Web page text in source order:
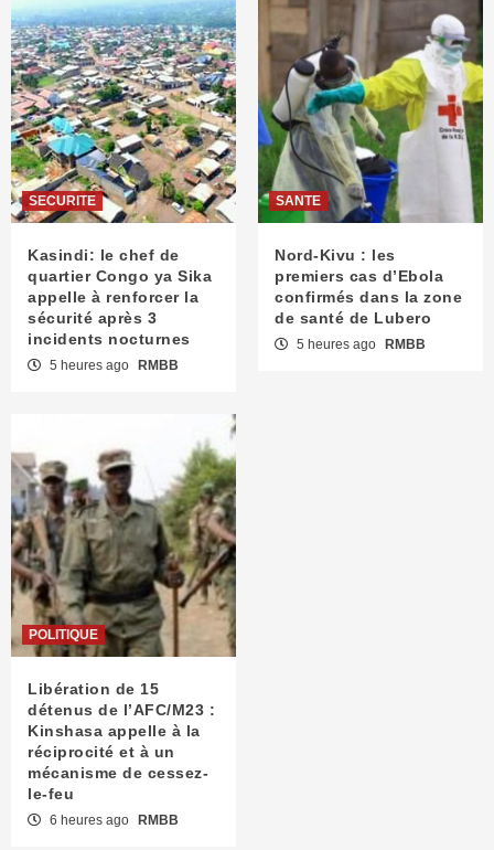
SECURITE
Kasindi: le chef de
quartier Congo ya Sika
appelle à renforcer la
sécurité après 3
incidents nocturnes
5 heures ago RMBB
SANTE
Nord-Kivu : les
premiers cas d’Ebola
confirmés dans la zone
de santé de Lubero
5 heures ago RMBB
POLITIQUE
Libération de 15
détenus de l’AFC/M23 :
Kinshasa appelle à la
réciprocité et à un
mécanisme de cessez-
le-feu
6 heures ago RMBB